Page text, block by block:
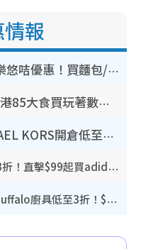
報
長者優惠｜OK便利店推樂悠咭優惠！買麵包/牛奶/保健品拍卡即減
【8月生日優惠2026】全港85大食買玩著數攻略 自助餐/火鍋放題同行免費＋誠品/DONKI送現金券
開倉優惠｜銅鑼灣MICHAEL KORS開倉低至17折！直擊$500起買手袋/銀包/鞋款 必買經典Jet Set系列
開倉優惠｜馬拉松開倉低至3折！直擊$99起買adidas／New Balance／Puma鞋款 STANLEY保溫杯劈價至$119起
廚具優惠｜普樂氏/意美廚/Buffalo廚具低至3折！$89起買煎鍋／炒鑊／個人鍋 同場小家電激減至$99起